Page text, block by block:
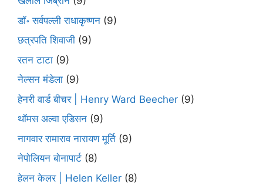
डॉ॰ सर्वपल्ली राधाकृष्णन (9)
छत्रपति शिवाजी (9)
रतन टाटा (9)
नेल्सन मंडेला (9)
हेनरी वार्ड बीचर | Henry Ward Beecher (9)
थॉमस अल्वा एडिसन (9)
नागवार रामाराव नारायण मूर्ति (9)
नेपोलियन बोनापार्ट (8)
हेलन केलर | Helen Keller (8)